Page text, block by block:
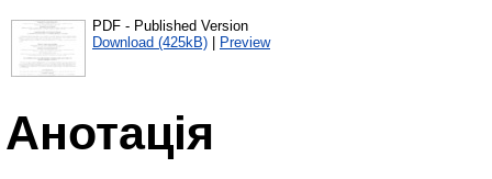
PDF - Published Version
Download (425kB) | Preview
Анотація